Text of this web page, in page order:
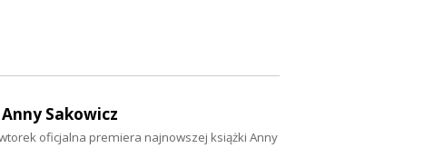
Sakowicz
oficjalna premiera najnowszej książki Anny